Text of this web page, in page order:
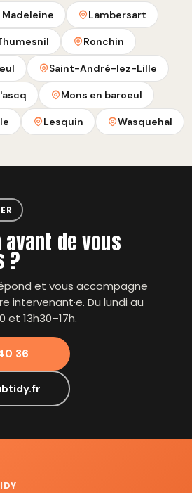
Madeleine Lambersart
Ronchin
Saint-André-lez-Lille
Mons en baroeul
Lesquin Wasquehal
de vous
?
et vous accompagne
intervenant·e. Du lundi au
et 13h30–17h.
36